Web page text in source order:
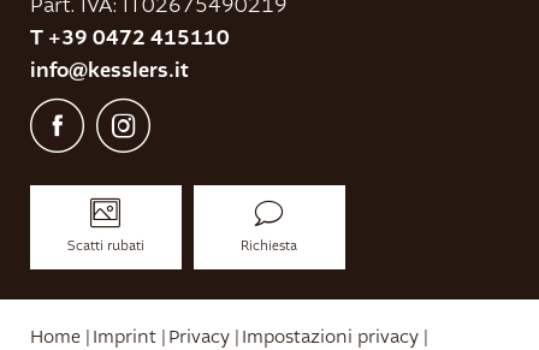
Part. IVA: IT02675490219
T +39 0472 415110
info@kesslers.it
Scatti rubati Richiesta
Home | Imprint | Privacy | Impostazioni privacy |